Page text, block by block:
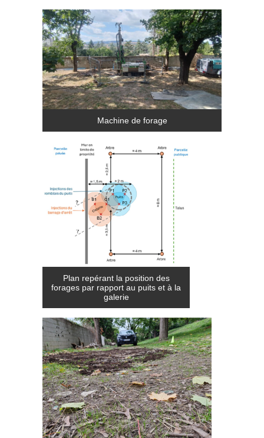
Machine de forage
Plan repérant la position des
forages par rapport au puits et à la
galerie